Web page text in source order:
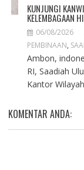
KUNJUNGI
KELEMBAGAAN
06/08/2026
PEMBINAAN,
Ambon,
RI, Saadiah
Kantor
KOMENTAR ANDA: